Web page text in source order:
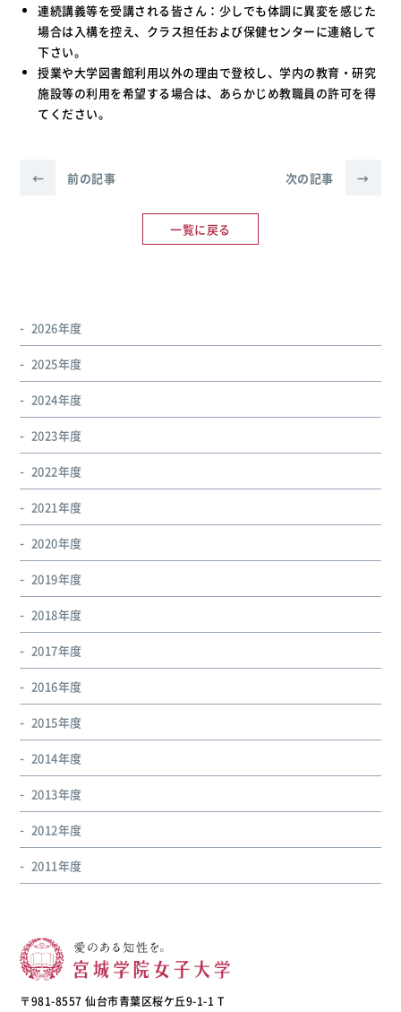
連続講義等を受講される皆さん：少しでも体調に異変を感じた
場合は入構を控え、クラス担任および保健センターに連絡して
下さい。
授業や大学図書館利用以外の理由で登校し、学内の教育・研究
施設等の利用を希望する場合は、あらかじめ教職員の許可を得
てください。
← 前の記事
一覧に戻る
次の記事 →
2026年度
2025年度
2024年度
2023年度
2022年度
2021年度
2020年度
2019年度
2018年度
2017年度
2016年度
2015年度
2014年度
2013年度
2012年度
2011年度
〒981-8557 仙台市青葉区桜ケ丘9-1-1 T